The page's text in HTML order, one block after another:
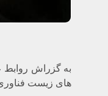
به گزراش روابط
های زیست فناوری